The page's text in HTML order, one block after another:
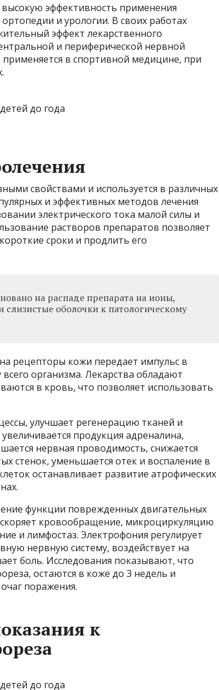
эффективность применения
и урологии. В своих работах
эффект лекарственного
и периферической нервной
в спортивной медицине, при
свойствами и используется в различных
и эффективных методов лечения
электрического тока малой силы и
растворов препаратов позволяет
сроки и продлить его
на распаде препарата на ионы,
слизистые оболочки к патологическому
рецепторы кожи передает импульс в
организма. Лекарства обладают
в кровь, что позволяет использовать
улучшает регенерацию тканей и
продукция адреналина,
нервная проводимость, снижается
стенок, уменьшается отек и воспаление в
останавливает развитие атрофических
функции поврежденных двигательных
кровообращение, микроциркуляцию
и лимфостаз. Электрофония регулирует
нервную систему, воздействует на
боль. Исследования показывают, что
остаются в коже до 3 недель и
поражения.
к